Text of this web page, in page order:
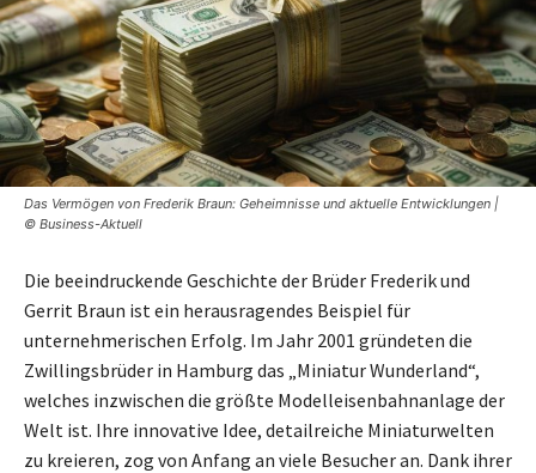
Das Vermögen von Frederik Braun: Geheimnisse und aktuelle Entwicklungen |
© Business-Aktuell
Die beeindruckende Geschichte der Brüder Frederik und
Gerrit Braun ist ein herausragendes Beispiel für
unternehmerischen Erfolg. Im Jahr 2001 gründeten die
Zwillingsbrüder in Hamburg das „Miniatur Wunderland“,
welches inzwischen die größte Modelleisenbahnanlage der
Welt ist. Ihre innovative Idee, detailreiche Miniaturwelten
zu kreieren, zog von Anfang an viele Besucher an. Dank ihrer